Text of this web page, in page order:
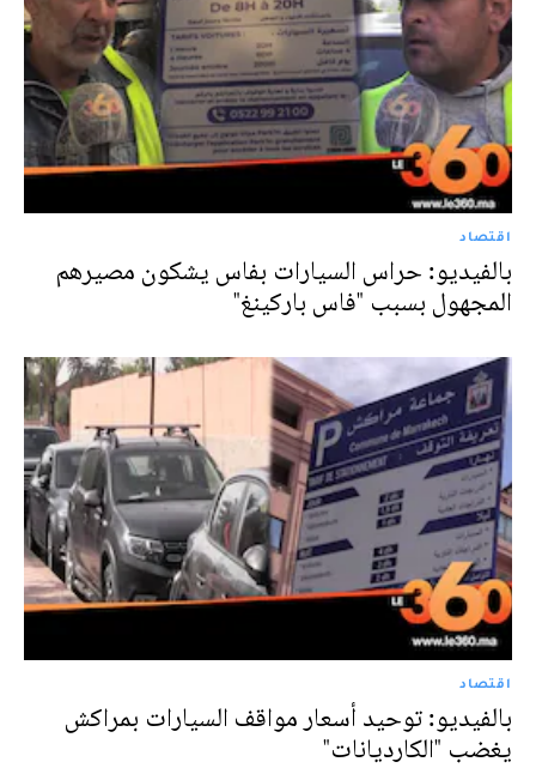
اقتصاد
بالفيديو: حراس السيارات بفاس يشكون مصيرهم
المجهول بسبب "فاس باركينغ"
اقتصاد
بالفيديو: توحيد أسعار مواقف السيارات بمراكش
يغضب "الكارديانات"